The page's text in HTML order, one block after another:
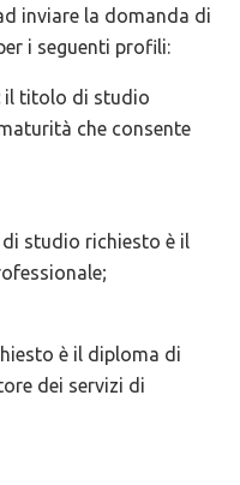
inviare la domanda di
i seguenti profili:
il titolo di studio
che consente
studio richiesto è il
è il diploma di
dei servizi di